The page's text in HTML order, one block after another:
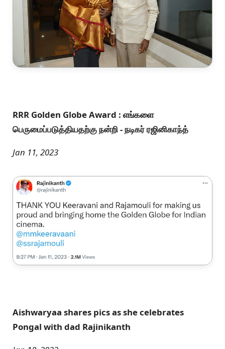
RRR Golden Globe Award : எங்களை
பெருமைப்படுத்தியதற்கு நன்றி - நடிகர் ரஜினிகாந்த்
Jan 11, 2023
Aishwaryaa shares pics as she celebrates
Pongal with dad Rajinikanth